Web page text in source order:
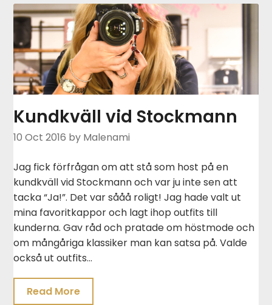
Kundkväll vid Stockmann
10 Oct 2016 by Malenami
Jag fick förfrågan om att stå som host på en
kundkväll vid Stockmann och var ju inte sen att
tacka “Ja!”. Det var sååå roligt! Jag hade valt ut
mina favoritkappor och lagt ihop outfits till
kunderna. Gav råd och pratade om höstmode och
om mångåriga klassiker man kan satsa på. Valde
också ut outfits…
Read More